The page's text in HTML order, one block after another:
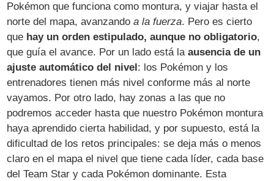
Pokémon que funciona como montura, y viajar hasta el
norte del mapa, avanzandoa la fuerza. Pero es cierto
que hay un orden estipulado, aunque no obligatorio,
que guía el avance. Por un lado está laausencia de un
ajuste automático del nivel : los Pokémon y los
entrenadores tienen más nivel conforme más al norte
vayamos. Por otro lado, hay zonas a las que no
podremos acceder hasta que nuestro Pokémon montura
haya aprendido cierta habilidad, y por supuesto, está la
dificultad de los retos principales: se deja más o menos
claro en el mapa el nivel que tiene cada líder, cada base
del Team Star y cada Pokémon dominante. Esta